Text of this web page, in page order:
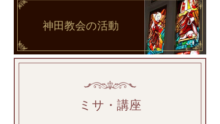
神田教会の活動
ミサ・講座